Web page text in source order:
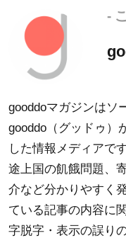
-
gooddoマガジンはソ
gooddo（グッドゥ）
した情報メディアで
途上国の飢餓問題、
介など分かりやすく
ている記事の内容に
字脱字・表示の誤り